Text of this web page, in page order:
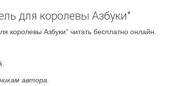
для королевы Азбуки"
королевы Азбуки" читать бесплатно онлайн.
автора.